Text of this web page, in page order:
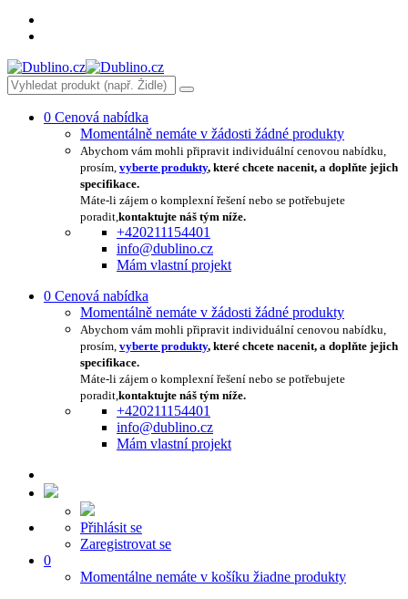
0 Cenová nabídka
Momentálně nemáte v žádosti žádné produkty
Abychom vám mohli připravit individuální cenovou nabídku,
prosím, vyberte produkty, které chcete nacenit, a doplňte jejich
specifikace.
Máte-li zájem o komplexní řešení nebo se potřebujete
poradit,kontaktujte náš tým níže.
+420211154401
info@dublino.cz
Mám vlastní projekt
0 Cenová nabídka
Momentálně nemáte v žádosti žádné produkty
Abychom vám mohli připravit individuální cenovou nabídku,
prosím, vyberte produkty, které chcete nacenit, a doplňte jejich
specifikace.
Máte-li zájem o komplexní řešení nebo se potřebujete
poradit,kontaktujte náš tým níže.
+420211154401
info@dublino.cz
Mám vlastní projekt
Přihlásit se
Zaregistrovat se
0
Momentálne nemáte v košíku žiadne produkty